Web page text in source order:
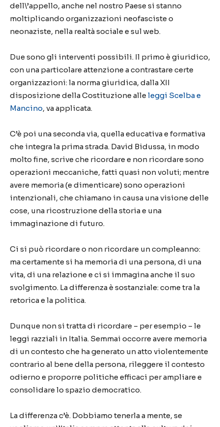
dell\’appello, anche nel nostro Paese si stanno
moltiplicando organizzazioni neofasciste o
neonaziste, nella realtà sociale e sul web.
Due sono gli interventi possibili. Il primo è giuridico,
con una particolare attenzione a contrastare certe
organizzazioni: la norma giuridica, dalla XII
disposizione della Costituzione alle leggi Scelba e
Mancino, va applicata.
C’è poi una seconda via, quella educativa e formativa
che integra la prima strada. David Bidussa, in modo
molto fine, scrive che ricordare e non ricordare sono
operazioni meccaniche, fatti quasi non voluti; mentre
avere memoria (e dimenticare) sono operazioni
intenzionali, che chiamano in causa una visione delle
cose, una ricostruzione della storia e una
immaginazione di futuro.
Ci si può ricordare o non ricordare un compleanno:
ma certamente si ha memoria di una persona, di una
vita, di una relazione e ci si immagina anche il suo
svolgimento. La differenza è sostanziale: come tra la
retorica e la politica.
Dunque non si tratta di ricordare – per esempio – le
leggi razziali in Italia. Semmai occorre avere memoria
di un contesto che ha generato un atto violentemente
contrario al bene della persona, rileggere il contesto
odierno e proporre politiche efficaci per ampliare e
consolidare lo spazio democratico.
La differenza c’è. Dobbiamo tenerla a mente, se